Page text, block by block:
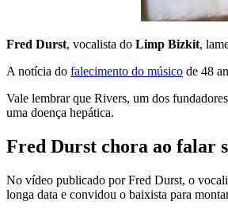
Fred Durst, vocalista do Limp Bizkit,
A notícia do falecimento do músico de 48
Vale lembrar que Rivers, um dos
uma doença hepática.
Fred Durst chora ao falar
No vídeo publicado por Fred Durst, o
longa data e convidou o baixista para